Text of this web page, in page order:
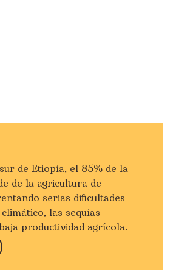
de Etiopía, el 85% de la
de la agricultura de
serias dificultades
las sequías
productividad agrícola.